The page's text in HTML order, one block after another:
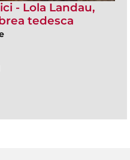
- Lola Landau,
tedesca